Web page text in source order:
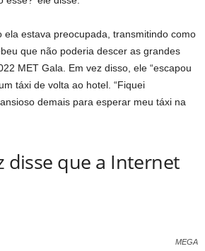
ela estava preocupada, transmitindo como
que não poderia descer as grandes
MET Gala. Em vez disso, ele “escapou
táxi de volta ao hotel. “Fiquei
demais para esperar meu táxi na
disse que a Internet
MEGA